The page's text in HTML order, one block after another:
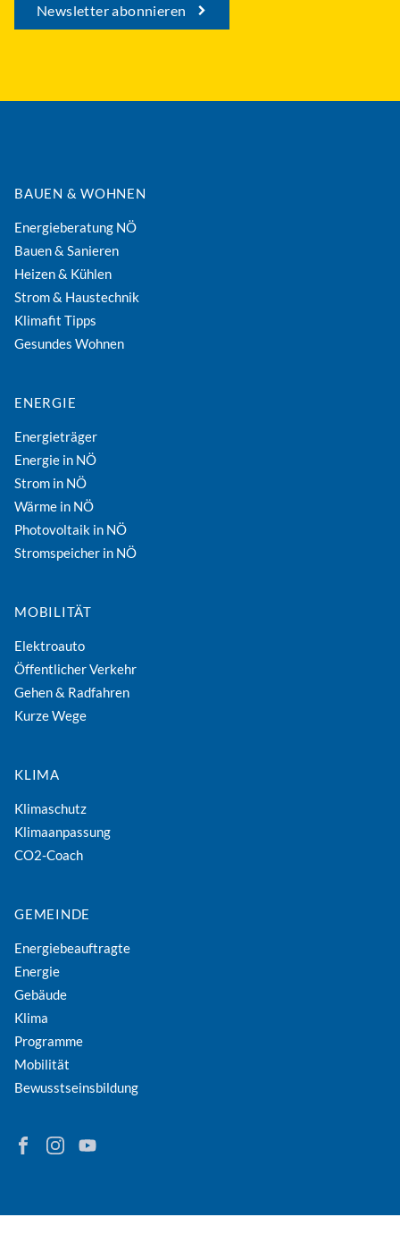
Newsletter abonnieren
BAUEN & WOHNEN
Energieberatung NÖ
Bauen & Sanieren
Heizen & Kühlen
Strom & Haustechnik
Klimafit Tipps
Gesundes Wohnen
ENERGIE
Energieträger
Energie in NÖ
Strom in NÖ
Wärme in NÖ
Photovoltaik in NÖ
Stromspeicher in NÖ
MOBILITÄT
Elektroauto
Öffentlicher Verkehr
Gehen & Radfahren
Kurze Wege
KLIMA
Klimaschutz
Klimaanpassung
CO2-Coach
GEMEINDE
Energiebeauftragte
Energie
Gebäude
Klima
Programme
Mobilität
Bewusstseinsbildung
Finden Sie Energie in Niederösterreich auf Facebook
Folgen Sie Energie in Niederösterreich auf Instagram
Besuchen Sie den YouTube-Kanal der eNu